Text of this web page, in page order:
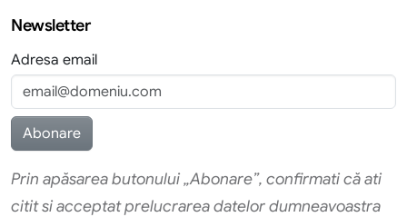
Newsletter
Adresa email
Prin apăsarea butonului „Abonare”, confirmati că ati
citit si acceptat prelucrarea datelor dumneavoastra